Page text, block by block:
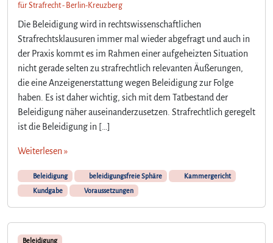
für Strafrecht - Berlin-Kreuzberg
Die Beleidigung wird in rechtswissenschaftlichen
Strafrechtsklausuren immer mal wieder abgefragt und auch in
der Praxis kommt es im Rahmen einer aufgeheizten Situation
nicht gerade selten zu strafrechtlich relevanten Äußerungen,
die eine Anzeigenerstattung wegen Beleidigung zur Folge
haben. Es ist daher wichtig, sich mit dem Tatbestand der
Beleidigung näher auseinanderzusetzen. Strafrechtlich geregelt
ist die Beleidigung in […]
Weiterlesen »
Beleidigung beleidigungsfreie Sphäre
Kammergericht
Kundgabe
Voraussetzungen
Beleidigung